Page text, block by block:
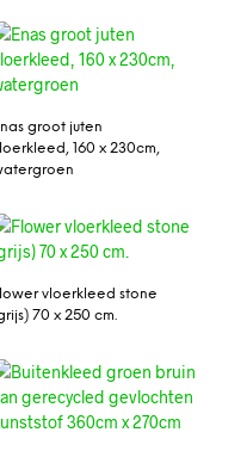
groot juten
160 x 230cm,
vloerkleed stone
70 x 250 cm.